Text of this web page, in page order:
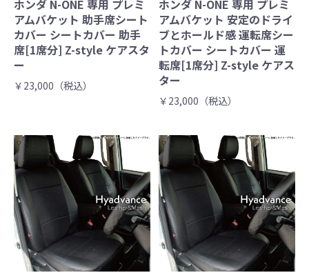
ホンダ N-ONE 専用 プレミ
アムバケット 助手席シート
カバー シートカバー 助手
席[1席分] Z-style ケアスタ
ー
￥23,000（税込）
ホンダ N-ONE 専用 プレミ
アムバケット 安定のドライ
ブとホールド感 運転席シー
トカバー シートカバー 運
転席[1席分] Z-style ケアス
ター
￥23,000（税込）